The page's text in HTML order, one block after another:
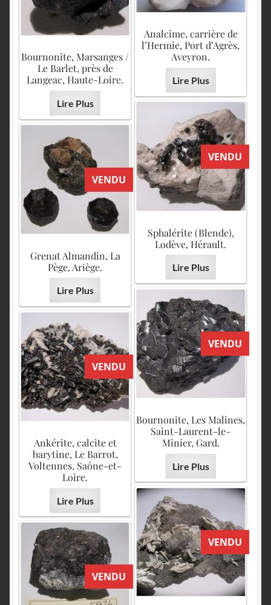
Analcime, carrière de
l’Hermie, Port d’Agrès,
Aveyron.
Lire Plus
Bournonite, Marsanges /
Le Barlet, près de
Langeac, Haute-Loire.
Lire Plus
VENDU
Sphalérite (Blende),
Lodève, Hérault.
Lire Plus
VENDU
Grenat Almandin, La
Pège, Ariège.
Lire Plus
VENDU
Bournonite, Les Malines,
Saint-Laurent-le-
Minier, Gard.
Lire Plus
VENDU
Ankérite, calcite et
barytine, Le Barrot,
Voltennes, Saône-et-
Loire.
Lire Plus
VENDU
VENDU